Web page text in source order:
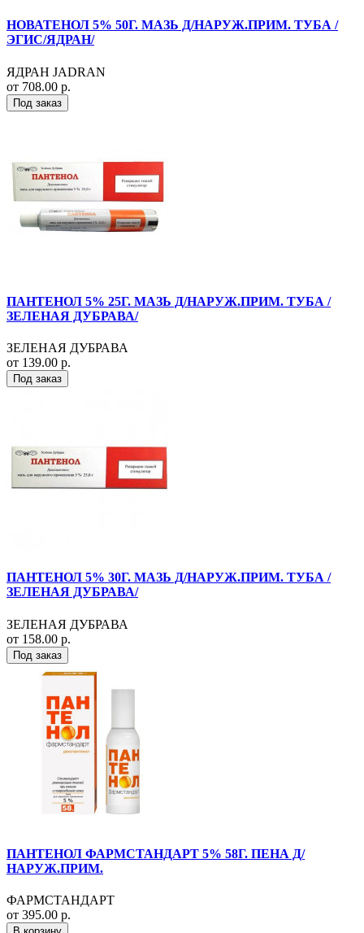
НОВАТЕНОЛ 5% 50Г. МАЗЬ Д/НАРУЖ.ПРИМ. ТУБА /
ЭГИС/ЯДРАН/
ЯДРАН JADRAN
от 708.00 р.
Под заказ
ПАНТЕНОЛ 5% 25Г. МАЗЬ Д/НАРУЖ.ПРИМ. ТУБА /
ЗЕЛЕНАЯ ДУБРАВА/
ЗЕЛЕНАЯ ДУБРАВА
от 139.00 р.
Под заказ
ПАНТЕНОЛ 5% 30Г. МАЗЬ Д/НАРУЖ.ПРИМ. ТУБА /
ЗЕЛЕНАЯ ДУБРАВА/
ЗЕЛЕНАЯ ДУБРАВА
от 158.00 р.
Под заказ
ПАНТЕНОЛ ФАРМСТАНДАРТ 5% 58Г. ПЕНА Д/
НАРУЖ.ПРИМ.
ФАРМСТАНДАРТ
от 395.00 р.